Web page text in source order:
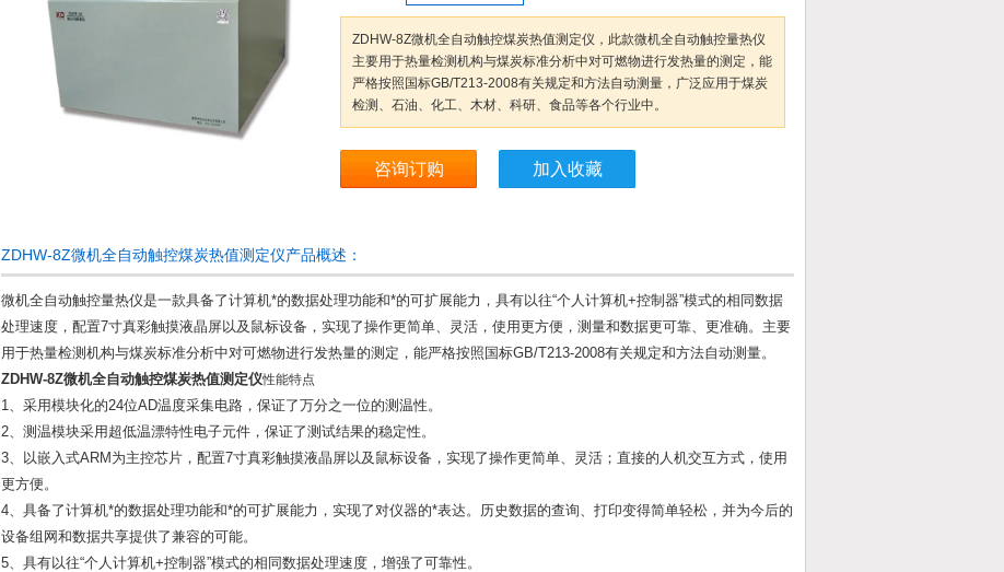
ZDHW-8Z微机全自动触控煤炭热值测定仪，此款微机全自动触控量热仪
主要用于热量检测机构与煤炭标准分析中对可燃物进行发热量的测定，能
严格按照国标GB/T213-2008有关规定和方法自动测量，广泛应用于煤炭
检测、石油、化工、木材、科研、食品等各个行业中。
咨询订购 加入收藏
ZDHW-8Z微机全自动触控煤炭热值测定仪产品概述：
微机全自动触控量热仪是一款具备了计算机*的数据处理功能和*的可扩展能力，具有以往“个人计算机+控制器”模式的相同数据
处理速度，配置7寸真彩触摸液晶屏以及鼠标设备，实现了操作更简单、灵活，使用更方便，测量和数据更可靠、更准确。主要
用于热量检测机构与煤炭标准分析中对可燃物进行发热量的测定，能严格按照国标GB/T213-2008有关规定和方法自动测量。
ZDHW-8Z微机全自动触控煤炭热值测定仪性能特点
1、采用模块化的24位AD温度采集电路，保证了万分之一位的测温性。
2、测温模块采用超低温漂特性电子元件，保证了测试结果的稳定性。
3、以嵌入式ARM为主控芯片，配置7寸真彩触摸液晶屏以及鼠标设备，实现了操作更简单、灵活；直接的人机交互方式，使用
更方便。
4、具备了计算机*的数据处理功能和*的可扩展能力，实现了对仪器的*表达。历史数据的查询、打印变得简单轻松，并为今后的
设备组网和数据共享提供了兼容的可能。
5、具有以往“个人计算机+控制器”模式的相同数据处理速度，增强了可靠性。